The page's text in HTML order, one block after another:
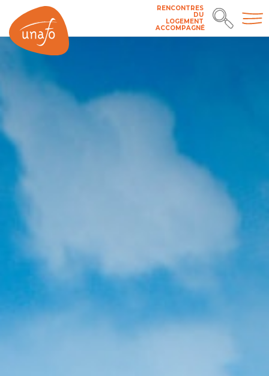
RENCONTRES
DU
LOGEMENT
ACCOMPAGNÉ